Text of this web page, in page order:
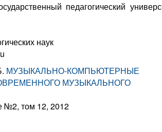
педагогический
наук
МУЗЫКАЛЬНО-КОМПЬЮТЕРНЫЕ
МУЗЫКАЛЬНОГО
№2, том 12, 2012